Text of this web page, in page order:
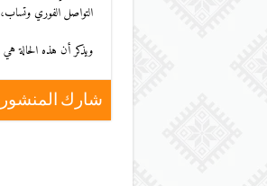
التواصل الفوري وتساب،
ويذكر أن هذه الحالة
شارك